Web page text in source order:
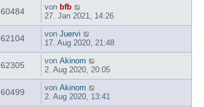
60484 von bfb
27. Jan 2021, 14:26
62104 von Juervi
17. Aug 2020, 21:48
62305 von Akinom
2. Aug 2020, 20:05
60499 von Akinom
2. Aug 2020, 13:41